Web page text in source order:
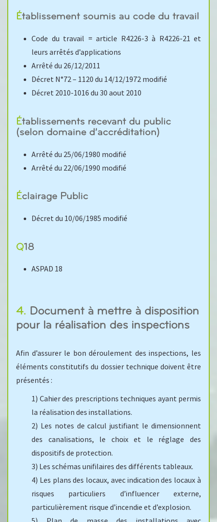
Établissement soumis au code du travail
Code du travail = article R4226-3 à R4226-21 et
leurs arrêtés d’applications
Arrêté du 26/12/2011
Décret N°72 – 1120 du 14/12/1972 modifié
Décret 2010-1016 du 30 aout 2010
Établissements recevant du public
(selon domaine d’accréditation)
Arrêté du 25/06/1980 modifié
Arrêté du 22/06/1990 modifié
Éclairage Public
Décret du 10/06/1985 modifié
Q18
ASPAD 18
4. Document à mettre à disposition
pour la réalisation des inspections
Afin d’assurer le bon déroulement des inspections, les
éléments constitutifs du dossier technique doivent être
présentés :
1) Cahier des prescriptions techniques ayant permis
la réalisation des installations.
2) Les notes de calcul justifiant le dimensionnent
des canalisations, le choix et le réglage des
dispositifs de protection.
3) Les schémas unifilaires des différents tableaux.
4) Les plans des locaux, avec indication des locaux à
risques particuliers d’influencer externe,
particulièrement risque d’incendie et d’explosion.